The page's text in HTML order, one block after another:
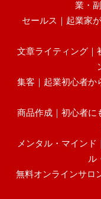
業・
セールス｜起業家
文章ライティング｜
集客｜起業初心者か
商品作成｜初心者に
メンタル・マイン
ル
無料オンラインサロ